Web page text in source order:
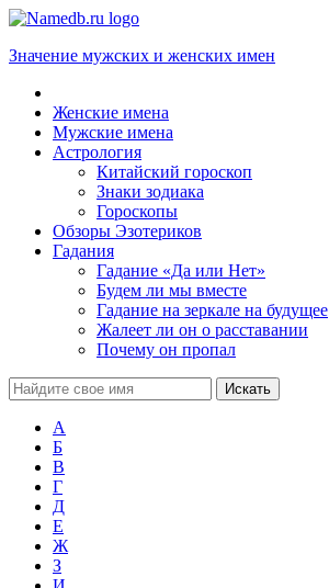
Значение мужских и женских имен
Женские имена
Мужские имена
Астрология
Китайский гороскоп
Знаки зодиака
Гороскопы
Обзоры Эзотериков
Гадания
Гадание «Да или Нет»
Будем ли мы вместе
Гадание на зеркале на будущее
Жалеет ли он о расставании
Почему он пропал
А
Б
В
Г
Д
Е
Ж
З